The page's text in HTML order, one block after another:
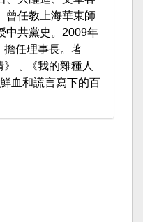
曾任教上海華東師
中共黨史。2009年
擔任理事長。著
﹑《我的雜種人
血和謊言寫下的百